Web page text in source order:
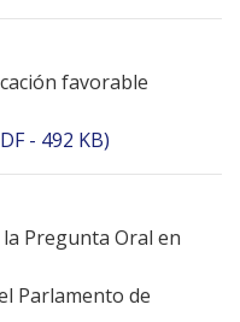
favorable
- 492 KB)
Pregunta Oral en
Parlamento de